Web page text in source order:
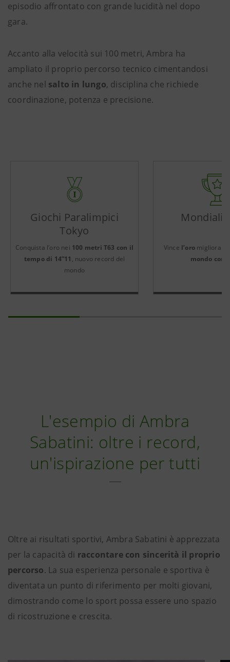
episodio affrontato con grande lucidità nel dopo
gara.
Accanto alla velocità sui 100 metri, Ambra ha
ampliato il proprio percorso tecnico cimentandosi
anche nel salto in lungo, disciplina che richiede
coordinazione, potenza e precisione.
Giochi Paralimpici
Tokyo
Conquista l’oro nei 100 metri T63 con il
tempo di 14”11 , nuovo record del
mondo
Mondiali
Vince l’oro
mondo con
L'esempio di Ambra
Sabatini: oltre i record,
un'ispirazione per tutti
Oltre ai risultati sportivi, Ambra Sabatini è apprezzata
per la capacità di raccontare con sincerità il proprio
percorso. La sua esperienza personale e sportiva è
diventata un punto di riferimento per molti giovani,
dimostrando come lo sport possa essere uno spazio
di ricostruzione e crescita.